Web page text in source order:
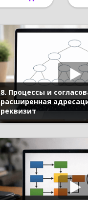
8. Процессы и
расширенная
реквизит